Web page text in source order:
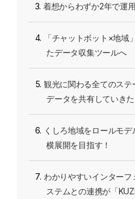
着想からわずか2年で運
「チャットボット×地域
たデータ収集ツールへ
観光に関わる全てのス
データを共有していき
くしろ地域をロールモ
横展開を目指す！
わかりやすいインター
ステムとの連携が「